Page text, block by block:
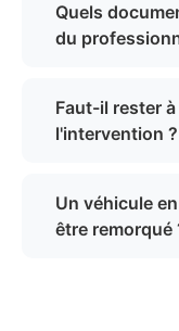
Quels
du
Faut-il rester
l'intervention ?
Un véhicule
être remorqué